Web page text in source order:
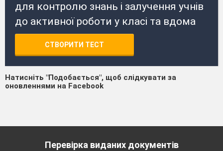
для контролю знань і залучення учнів
до активної роботи у класі та вдома
СТВОРИТИ ТЕСТ
Натисніть "Подобається", щоб слідкувати за
оновленнями на Facebook
Перевірка виданих документів